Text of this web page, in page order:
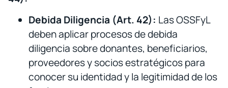
Debida Diligencia (Art. 42): Las OSSFyL
deben aplicar procesos de debida
diligencia sobre donantes, beneficiarios,
proveedores y socios estratégicos para
conocer su identidad y la legitimidad de los